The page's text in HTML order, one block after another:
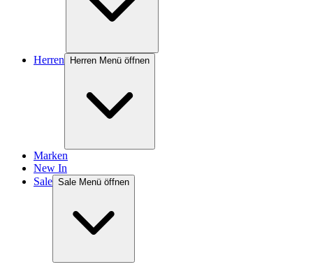
Herren Herren Menü öffnen
Marken
New In
Sale Sale Menü öffnen